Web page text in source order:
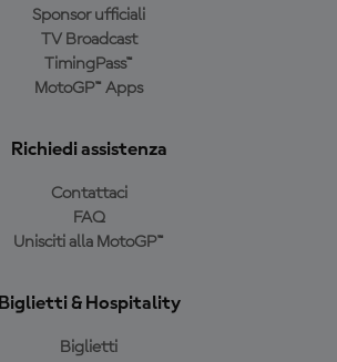
Sponsor ufficiali
TV Broadcast
TimingPass™
MotoGP™ Apps
Richiedi assistenza
Contattaci
FAQ
Unisciti alla MotoGP™
Biglietti & Hospitality
Biglietti